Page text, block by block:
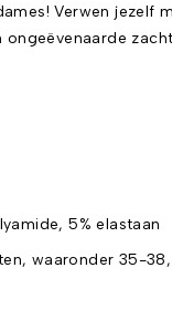
Verwen
5% elastaan
waaronder 35-